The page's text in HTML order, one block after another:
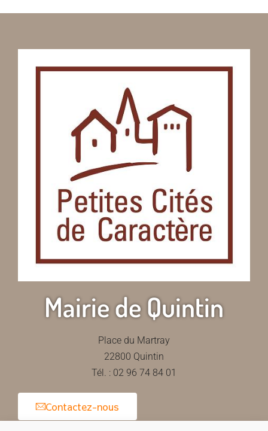
Mairie de Quintin
Place du Martray
22800 Quintin
Tél. : 02 96 74 84 01
Contactez-nous